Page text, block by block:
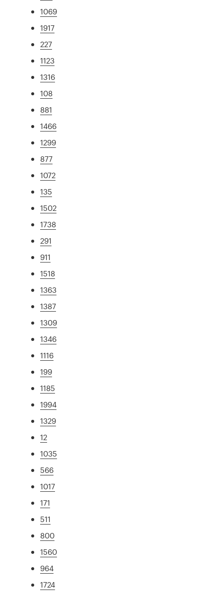
1069
1917
227
1123
1316
108
881
1466
1299
877
1072
135
1502
1738
291
911
1518
1363
1387
1309
1346
1116
199
1185
1994
1329
12
1035
566
1017
171
511
800
1560
964
1724